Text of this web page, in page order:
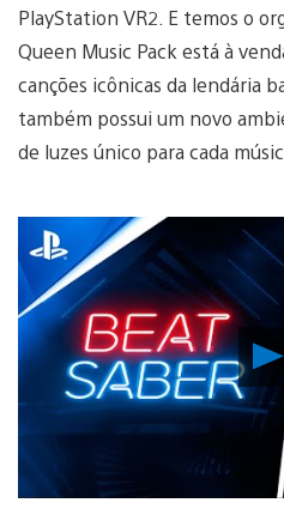
PlayStation VR2. E temos o
Queen Music Pack está à
canções icônicas da lendária
também possui um novo
de luzes único para cada